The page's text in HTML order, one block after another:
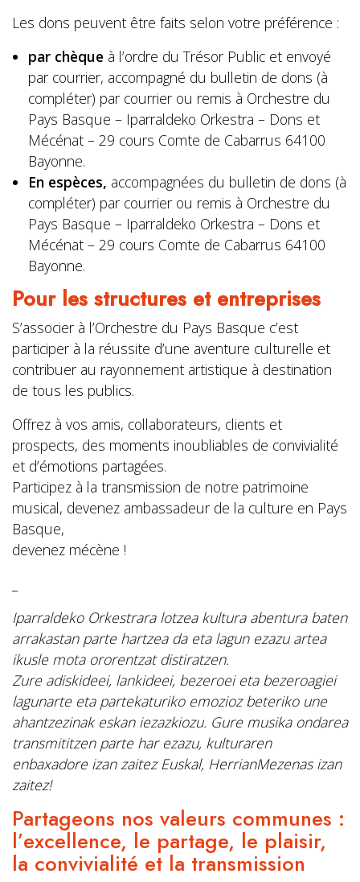
Les dons peuvent être faits selon votre préférence :
par chèque à l’ordre du Trésor Public et envoyé
par courrier, accompagné du bulletin de dons (à
compléter) par courrier ou remis à Orchestre du
Pays Basque – Iparraldeko Orkestra – Dons et
Mécénat – 29 cours Comte de Cabarrus 64100
Bayonne.
En espèces, accompagnées du bulletin de dons (à
compléter) par courrier ou remis à Orchestre du
Pays Basque – Iparraldeko Orkestra – Dons et
Mécénat – 29 cours Comte de Cabarrus 64100
Bayonne.
Pour les structures et entreprises
S’associer à l’Orchestre du Pays Basque c’est
participer à la réussite d’une aventure culturelle et
contribuer au rayonnement artistique à destination
de tous les publics.
Offrez à vos amis, collaborateurs, clients et
prospects, des moments inoubliables de convivialité
et d’émotions partagées.
Participez à la transmission de notre patrimoine
musical, devenez ambassadeur de la culture en Pays
Basque,
devenez mécène !
Iparraldeko Orkestrara lotzea kultura abentura baten
arrakastan parte hartzea da eta lagun ezazu artea
ikusle mota ororentzat distiratzen.
Zure adiskideei, lankideei, bezeroei eta bezeroagiei
lagunarte eta partekaturiko emozioz beteriko une
ahantzezinak eskan iezazkiozu. Gure musika ondarea
transmititzen parte har ezazu, kulturaren
enbaxadore izan zaitez Euskal, HerrianMezenas izan
zaitez!
Partageons nos valeurs communes :
l’excellence, le partage, le plaisir,
la convivialité et la transmission